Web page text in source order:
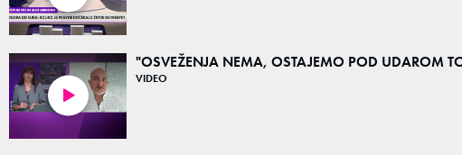
"OSVEŽENJA NEMA, OSTAJEMO POD UDAROM
VIDEO